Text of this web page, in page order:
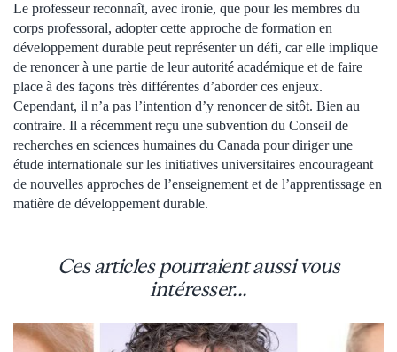
Le professeur reconnaît, avec ironie, que pour les membres du
corps professoral, adopter cette approche de formation en
développement durable peut représenter un défi, car elle implique
de renoncer à une partie de leur autorité académique et de faire
place à des façons très différentes d’aborder ces enjeux.
Cependant, il n’a pas l’intention d’y renoncer de sitôt. Bien au
contraire. Il a récemment reçu une subvention du Conseil de
recherches en sciences humaines du Canada pour diriger une
étude internationale sur les initiatives universitaires encourageant
de nouvelles approches de l’enseignement et de l’apprentissage en
matière de développement durable.
Ces articles pourraient aussi vous
intéresser...